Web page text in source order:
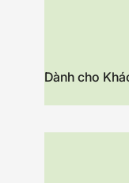
Dành cho